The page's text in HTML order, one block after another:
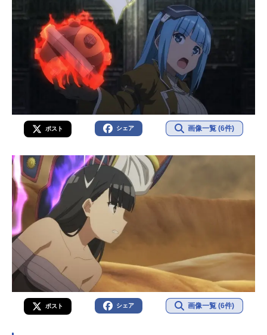
ポスト シェア 画像一覧 (6件)
ポスト シェア 画像一覧 (6件)